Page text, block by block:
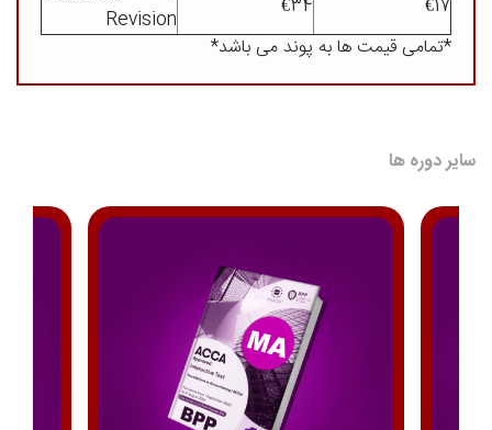
€17
€34
Revision
*تمامی قیمت ها به پوند می باشد*
سایر دوره ها